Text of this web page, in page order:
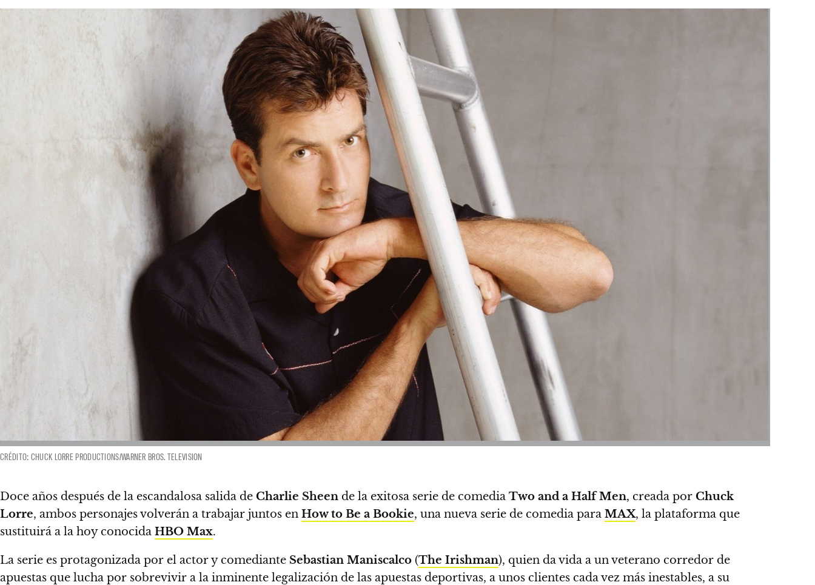
CRÉDITO: CHUCK LORRE PRODUCTIONS/WARNER BROS. TELEVISION
Doce años después de la escandalosa salida de Charlie Sheen de la exitosa serie de comedia Two and a Half Men, creada por Chuck
Lorre, ambos personajes volverán a trabajar juntos en How to Be a Bookie, una nueva serie de comedia para MAX, la plataforma que
sustituirá a la hoy conocida HBO Max.
La serie es protagonizada por el actor y comediante Sebastian Maniscalco (The Irishman), quien da vida a un veterano corredor de
apuestas que lucha por sobrevivir a la inminente legalización de las apuestas deportivas, a unos clientes cada vez más inestables, a su